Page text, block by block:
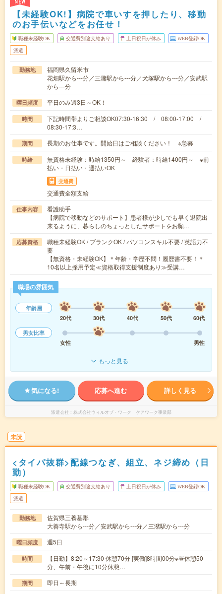
NEW
【未経験OK!】病院で車いすを押したり、移動
のお手伝いなどをお任せ！
職種未経験OK 交通費別途支給あり 土日祝日が休み WEB登録OK
派遣
勤務地
福岡県久留米市
花畑駅から---分／三潴駅から---分／犬塚駅から---分／安武駅
から---分
曜日頻度 平日のみ週3日～OK！
時間
下記時間帯よりご相談OK07:30-16:30 / 08:00-17:00 /
08:30-17:3…
期間 長期のお仕事です。開始日はご相談ください！ ※急募
時給
無資格未経験：時給1350円～ 経験者：時給1400円～ ※前
払い・日払い・週払いOK
交通費
交通費全額支給
仕事内容
看護助手
【病院で移動などのサポート】患者様が少しでも早く退院出
来るように、暮らしのちょっとしたサポートをお願…
応募資格
職種未経験OK / ブランクOK / パソコンスキル不要 / 英語力不
要
【無資格・未経験OK】＊年齢・学歴不問！履歴書不要！＊
10名以上採用予定≪資格取得支援制度あり≫受講…
職場の雰囲気
年齢層
20代
30代 40代 50代
60代
男女比率
女性
男性
もっと見る
気になる! 応募へ進む 詳しく見る
派遣会社 株式会社ウィルオブ・ワーク ケアワーク事業部
未読
<タイパ抜群>配線つなぎ、組立、ネジ締め（日
勤）
職種未経験OK 交通費別途支給あり 土日祝日が休み WEB登録OK
派遣
勤務地
佐賀県三養基郡
大善寺駅から---分／安武駅から---分／三潴駅から---分
曜日頻度 週5日
時間
【日勤】8:20～17:30 休憩70分 [実働]8時間00分※昼休憩50
分、午前・午後に10分休憩…
期間 即日～長期